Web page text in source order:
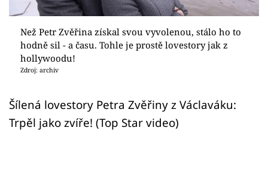
Sledujte prima+
Přihlášení
Sledujte nás
Než Petr Zvěřina získal svou vyvolenou, stálo ho to
hodně sil - a času. Tohle je prostě lovestory jak z
hollywoodu!
Zdroj: archiv
Šílená lovestory Petra Zvěřiny z Václaváku:
Trpěl jako zvíře! (Top Star video)